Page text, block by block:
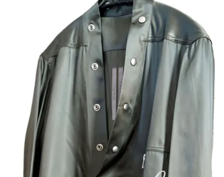
COLLECTI
ON（ハイブ
ランド・メ
ンズファッ
ション・コ
レクショ
ン）〜